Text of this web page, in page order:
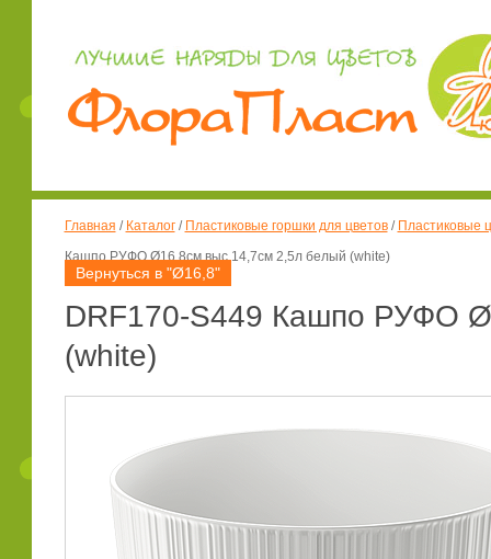
Главная / Каталог/ Пластиковые горшки для цветов/ Пластиковые
Кашпо РУФО Ø16,8см выс.14,7см 2,5л белый (white)
Вернуться в "Ø16,8"
DRF170-S449 Кашпо РУФО
(white)